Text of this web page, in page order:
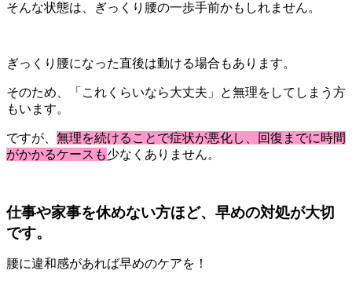
そんな状態は、ぎっくり腰の一歩手前かもしれません。
ぎっくり腰になった直後は動ける場合もあります。
そのため、「これくらいなら大丈夫」と無理をしてしまう方
もいます。
ですが、 無理を続けることで症状が悪化し、回復までに時間
がかかるケースも少なくありません。
仕事や家事を休めない方ほど、早めの対処が大切
です。
腰に違和感があれば早めのケアを！